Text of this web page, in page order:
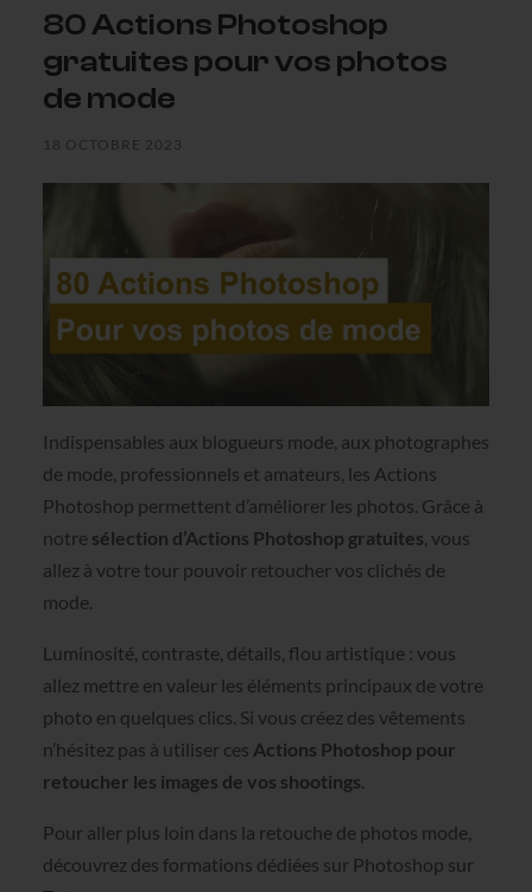
80 Actions Photoshop
gratuites pour vos photos
de mode
18 OCTOBRE 2023
Indispensables aux blogueurs mode, aux photographes
de mode, professionnels et amateurs, les Actions
Photoshop permettent d’améliorer les photos. Grâce à
notre sélection d’Actions Photoshop gratuites, vous
allez à votre tour pouvoir retoucher vos clichés de
mode.
Luminosité, contraste, détails, flou artistique : vous
allez mettre en valeur les éléments principaux de votre
photo en quelques clics. Si vous créez des vêtements
n’hésitez pas à utiliser ces Actions Photoshop pour
retoucher les images de vos shootings.
Pour aller plus loin dans la retouche de photos mode,
découvrez des formations dédiées sur Photoshop sur